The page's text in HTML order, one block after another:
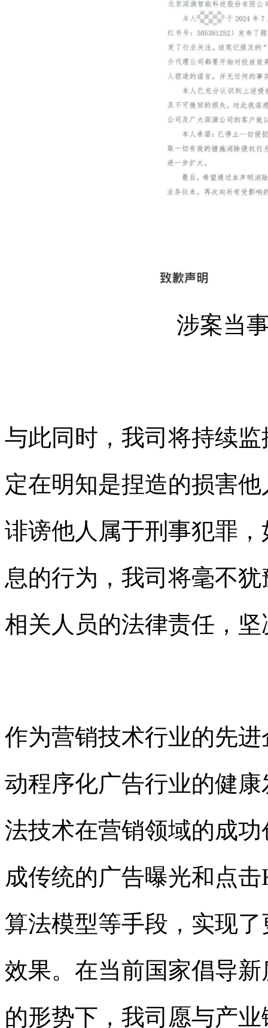
涉案当
与此同时，我司将持续
定在明知是捏造的损害他
诽谤他人属于刑事犯罪
息的行为，我司将毫不
相关人员的法律责任，
作为营销技术行业的先进
动程序化广告行业的健
法技术在营销领域的成功
成传统的广告曝光和点
算法模型等手段，实
效果。在当前国家倡导新
的形势下，我司愿与产